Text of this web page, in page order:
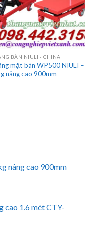
BÀN NIULI - CHINA
mặt bàn WP500 NIULI –
nâng cao 900mm
nâng cao 900mm
cao 1.6 mét CTY-